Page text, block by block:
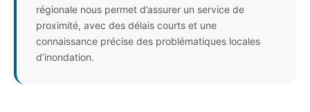
régionale nous permet d’assurer un service de
proximité, avec des délais courts et une
connaissance précise des problématiques locales
d’inondation.